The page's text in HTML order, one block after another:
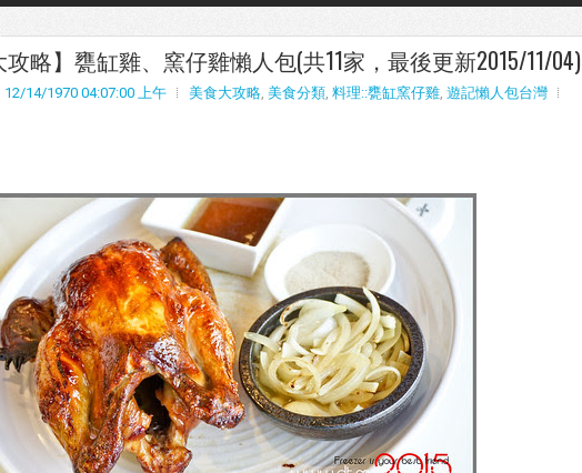
攻略】甕缸雞、窯仔雞懶人包(共11家，最後更新2015/11/04)
12/14/1970 04:07:00 上午 美食大攻略, 美食分類, 料理::甕缸窯仔雞, 遊記懶人包台灣